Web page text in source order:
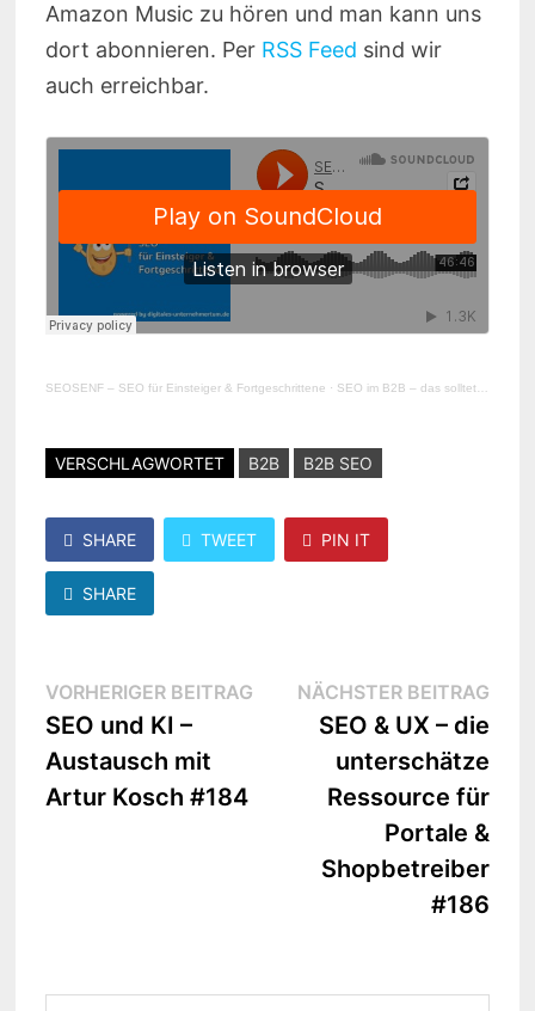
Amazon Music zu hören und man kann uns
dort abonnieren. Per RSS Feed sind wir
auch erreichbar.
SEOSENF – SEO für Einsteiger & Fortgeschrittene · SEO im B2B – das solltet ihr wissen! #185
VERSCHLAGWORTET B2B B2B SEO
SHARE TWEET PIN IT
SHARE
Beitragsnavigation
VORHERIGER BEITRAGVorheriger
Beitrag:
SEO und KI –
Austausch mit
Artur Kosch #184
NÄCHSTER BEITRAG
SEO & UX – die
unterschätze
Ressource für
Portale &
Shopbetreiber
#186